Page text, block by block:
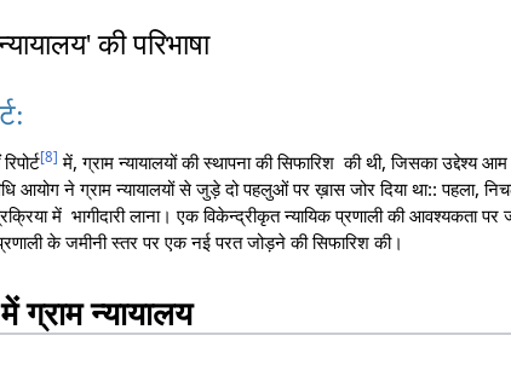
की परिभाषा
[8] में, ग्राम न्यायालयों की स्थापना की सिफारिश की थी, जिसका उद्देश्य
आयोग ने ग्राम न्यायालयों से जुड़े दो पहलुओं पर ख़ास जोर दिया था:: पहला,
में भागीदारी लाना। एक विकेन्द्रीकृत न्यायिक प्रणाली की आवश्यकता
के जमीनी स्तर पर एक नई परत जोड़ने की सिफारिश की।
ग्राम न्यायालय